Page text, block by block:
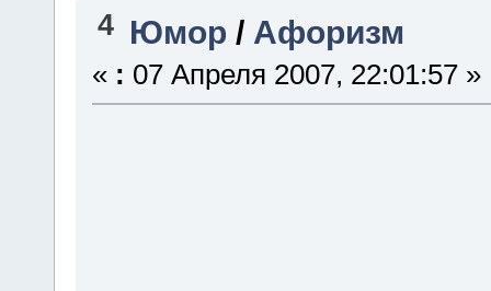
4 Юмор / Афоризм
« : 07 Апреля 2007, 22:01:57 »